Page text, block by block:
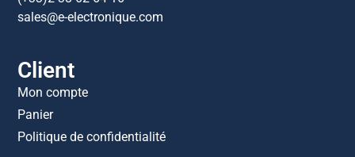
sales@e-electronique.com
Client
Mon compte
Panier
Politique de confidentialité